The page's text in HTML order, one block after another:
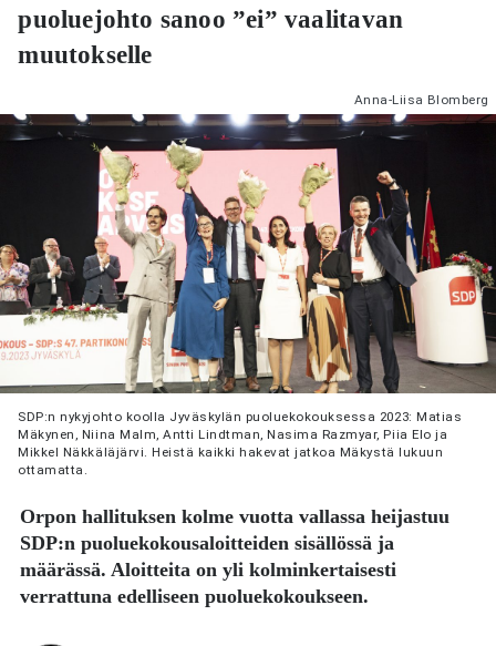
puoluejohto sanoo ”ei” vaalitavan
muutokselle
Anna-Liisa Blomberg
SDP:n nykyjohto koolla Jyväskylän puoluekokouksessa 2023: Matias
Mäkynen, Niina Malm, Antti Lindtman, Nasima Razmyar, Piia Elo ja
Mikkel Näkkäläjärvi. Heistä kaikki hakevat jatkoa Mäkystä lukuun
ottamatta.
Orpon hallituksen kolme vuotta vallassa heijastuu
SDP:n puoluekokousaloitteiden sisällössä ja
määrässä. Aloitteita on yli kolminkertaisesti
verrattuna edelliseen puoluekokoukseen.